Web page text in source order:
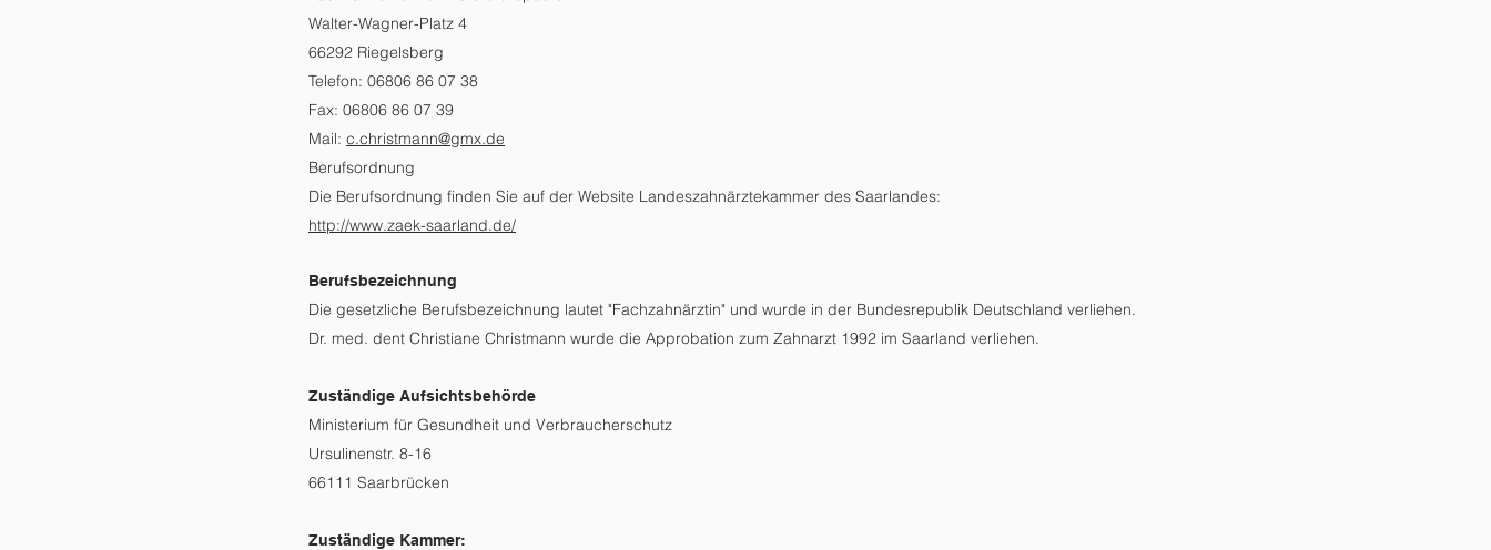
Walter-Wagner-Platz 4
66292 Riegelsberg
Telefon: 06806 86 07 38
Fax: 06806 86 07 39
Mail: c.christmann@gmx.de
Berufsordnung
Die Berufsordnung finden Sie auf der Website Landeszahnärztekammer des Saarlandes:
http://www.zaek-saarland.de/
Berufsbezeichnung
Die gesetzliche Berufsbezeichnung lautet "Fachzahnärztin" und wurde in der Bundesrepublik Deutschland verliehen.
Dr. med. dent Christiane Christmann wurde die Approbation zum Zahnarzt 1992 im Saarland verliehen.
Zuständige Aufsichtsbehörde
Ministerium für Gesundheit und Verbraucherschutz
Ursulinenstr. 8-16
66111 Saarbrücken
Zuständige Kammer: